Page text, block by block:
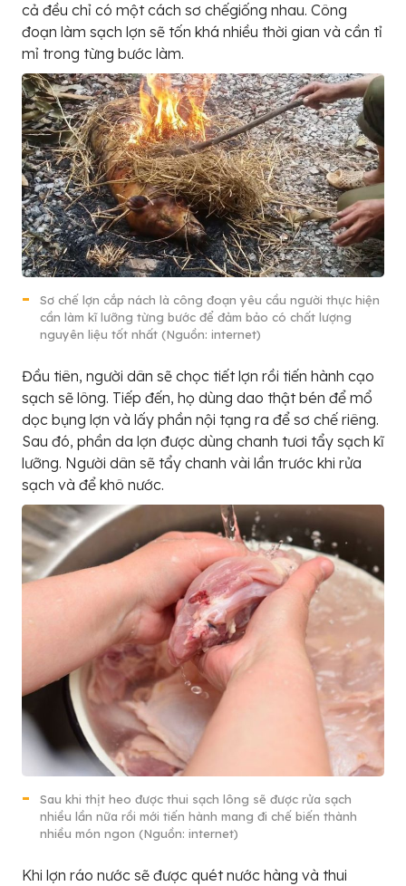
cả đều chỉ có một cách sơ chếgiống nhau. Công
đoạn làm sạch lợn sẽ tốn khá nhiều thời gian và cần tỉ
mỉ trong từng bước làm.
Sơ chế lợn cắp nách là công đoạn yêu cầu người thực hiện
cần làm kĩ lưỡng từng bước để đảm bảo có chất lượng
nguyên liệu tốt nhất (Nguồn: internet)
Đầu tiên, người dân sẽ chọc tiết lợn rồi tiến hành cạo
sạch sẽ lông. Tiếp đến, họ dùng dao thật bén để mổ
dọc bụng lợn và lấy phần nội tạng ra để sơ chế riêng.
Sau đó, phần da lợn được dùng chanh tươi tẩy sạch kĩ
lưỡng. Người dân sẽ tẩy chanh vài lần trước khi rửa
sạch và để khô nước.
Sau khi thịt heo được thui sạch lông sẽ được rửa sạch
nhiều lần nữa rồi mới tiến hành mang đi chế biến thành
nhiều món ngon (Nguồn: internet)
Khi lợn ráo nước sẽ được quét nước hàng và thui